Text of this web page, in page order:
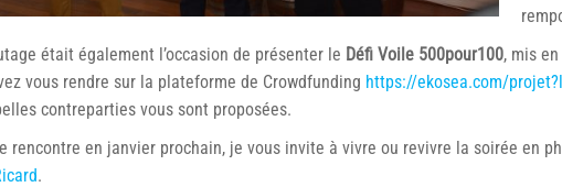
était également l’occasion de présenter le Défi Voile 500pour100, mis
vous rendre sur la plateforme de Crowdfunding https://ekosea.com/
contreparties vous sont proposées.
rencontre en janvier prochain, je vous invite à vivre ou revivre la soirée en
.